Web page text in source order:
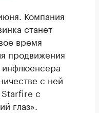
Компания
станет
время
продвижения
инфлюенсера
с ней
с
глаз».